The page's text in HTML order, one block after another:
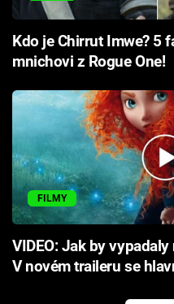
Kdo je Chirrut Imwe? 5
mnichovi z Rogue One!
FILMY
VIDEO: Jak by
V novém traileru se